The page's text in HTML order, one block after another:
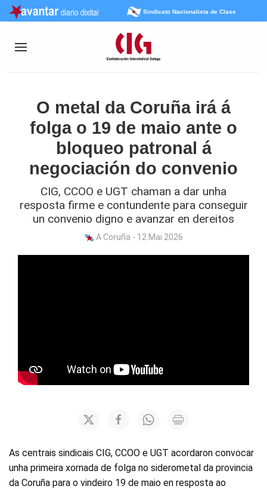
Sindicato Nacionalista de Clase
O metal da Coruña irá á
folga o 19 de maio ante o
bloqueo patronal á
negociación do convenio
CIG, CCOO e UGT chaman a dar unha
resposta firme e contundente para conseguir
un convenio digno e avanzar en dereitos
A Coruña - 12 Mai 2026
As centrais sindicais CIG, CCOO e UGT acordaron convocar
unha primeira xornada de folga no siderometal da provincia
da Coruña para o vindeiro 19 de maio en resposta ao